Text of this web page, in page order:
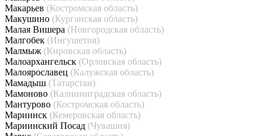
Макарьев (Костромская область)
Макушино (Курганская область)
Малая Вишера (Новгородская область)
Малгобек (Ингушетия)
Малмыж (Кировская область)
Малоархангельск (Орловская область)
Малоярославец (Калужская область)
Мамадыш (Татарстан)
Мамоново (Калининградская область)
Мантурово (Костромская область)
Мариинск (Кемеровская область)
Мариинский Посад (Чувашия)